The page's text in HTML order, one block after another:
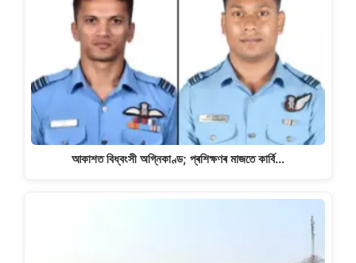
আকাশত বিধ্বংসী অগ্নিকাণ্ড; প্ৰশিক্ষণৰ মাজতে কাৰ্বি…